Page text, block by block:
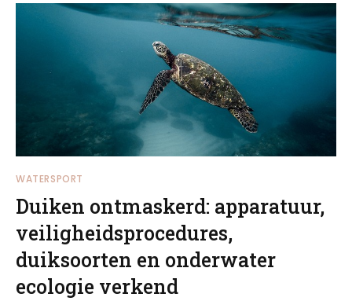
WATERSPORT
Duiken ontmaskerd: apparatuur,
veiligheidsprocedures,
duiksoorten en onderwater
ecologie verkend